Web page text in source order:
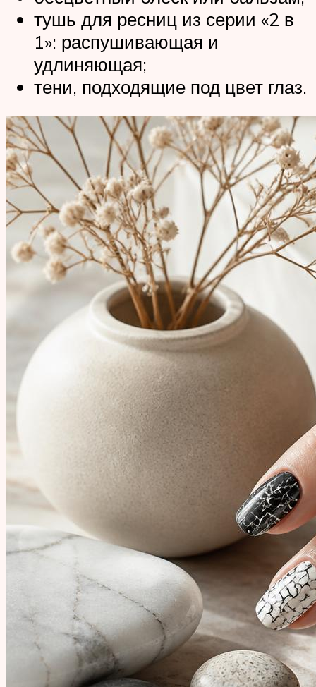
тушь для ресниц из серии «2 в
1»: распушивающая и
удлиняющая;
тени, подходящие под цвет глаз.